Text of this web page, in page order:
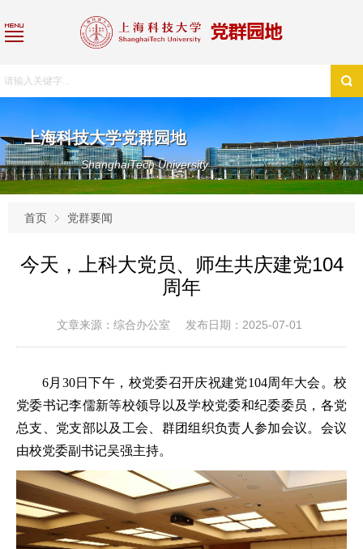
上海科技大学党群园地
ShanghaiTech University
首页 党群要闻
今天，上科大党员、师生共庆建党104
周年
文章来源：综合办公室 发布日期：2025-07-01
6月30日下午，校党委召开庆祝建党104周年大会。校
党委书记李儒新等校领导以及学校党委和纪委委员，各党
总支、党支部以及工会、群团组织负责人参加会议。会议
由校党委副书记吴强主持。